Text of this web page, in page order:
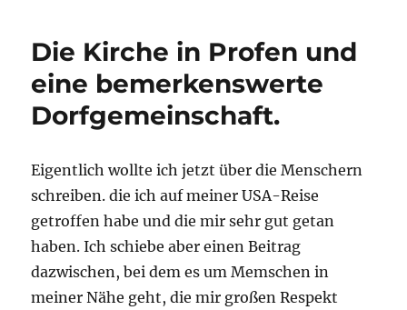
Die Kirche in Profen und
eine bemerkenswerte
Dorfgemeinschaft.
Eigentlich wollte ich jetzt über die Menschern
schreiben. die ich auf meiner USA-Reise
getroffen habe und die mir sehr gut getan
haben. Ich schiebe aber einen Beitrag
dazwischen, bei dem es um Memschen in
meiner Nähe geht, die mir großen Respekt